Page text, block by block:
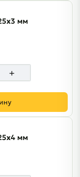
мм
+
мм